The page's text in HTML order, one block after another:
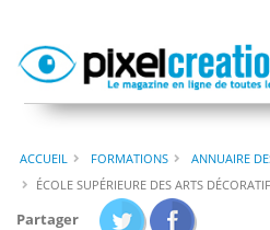
ACCUEIL FORMATIONS
ANNUAIRE
ÉCOLE SUPÉRIEURE DES ARTS
Partager